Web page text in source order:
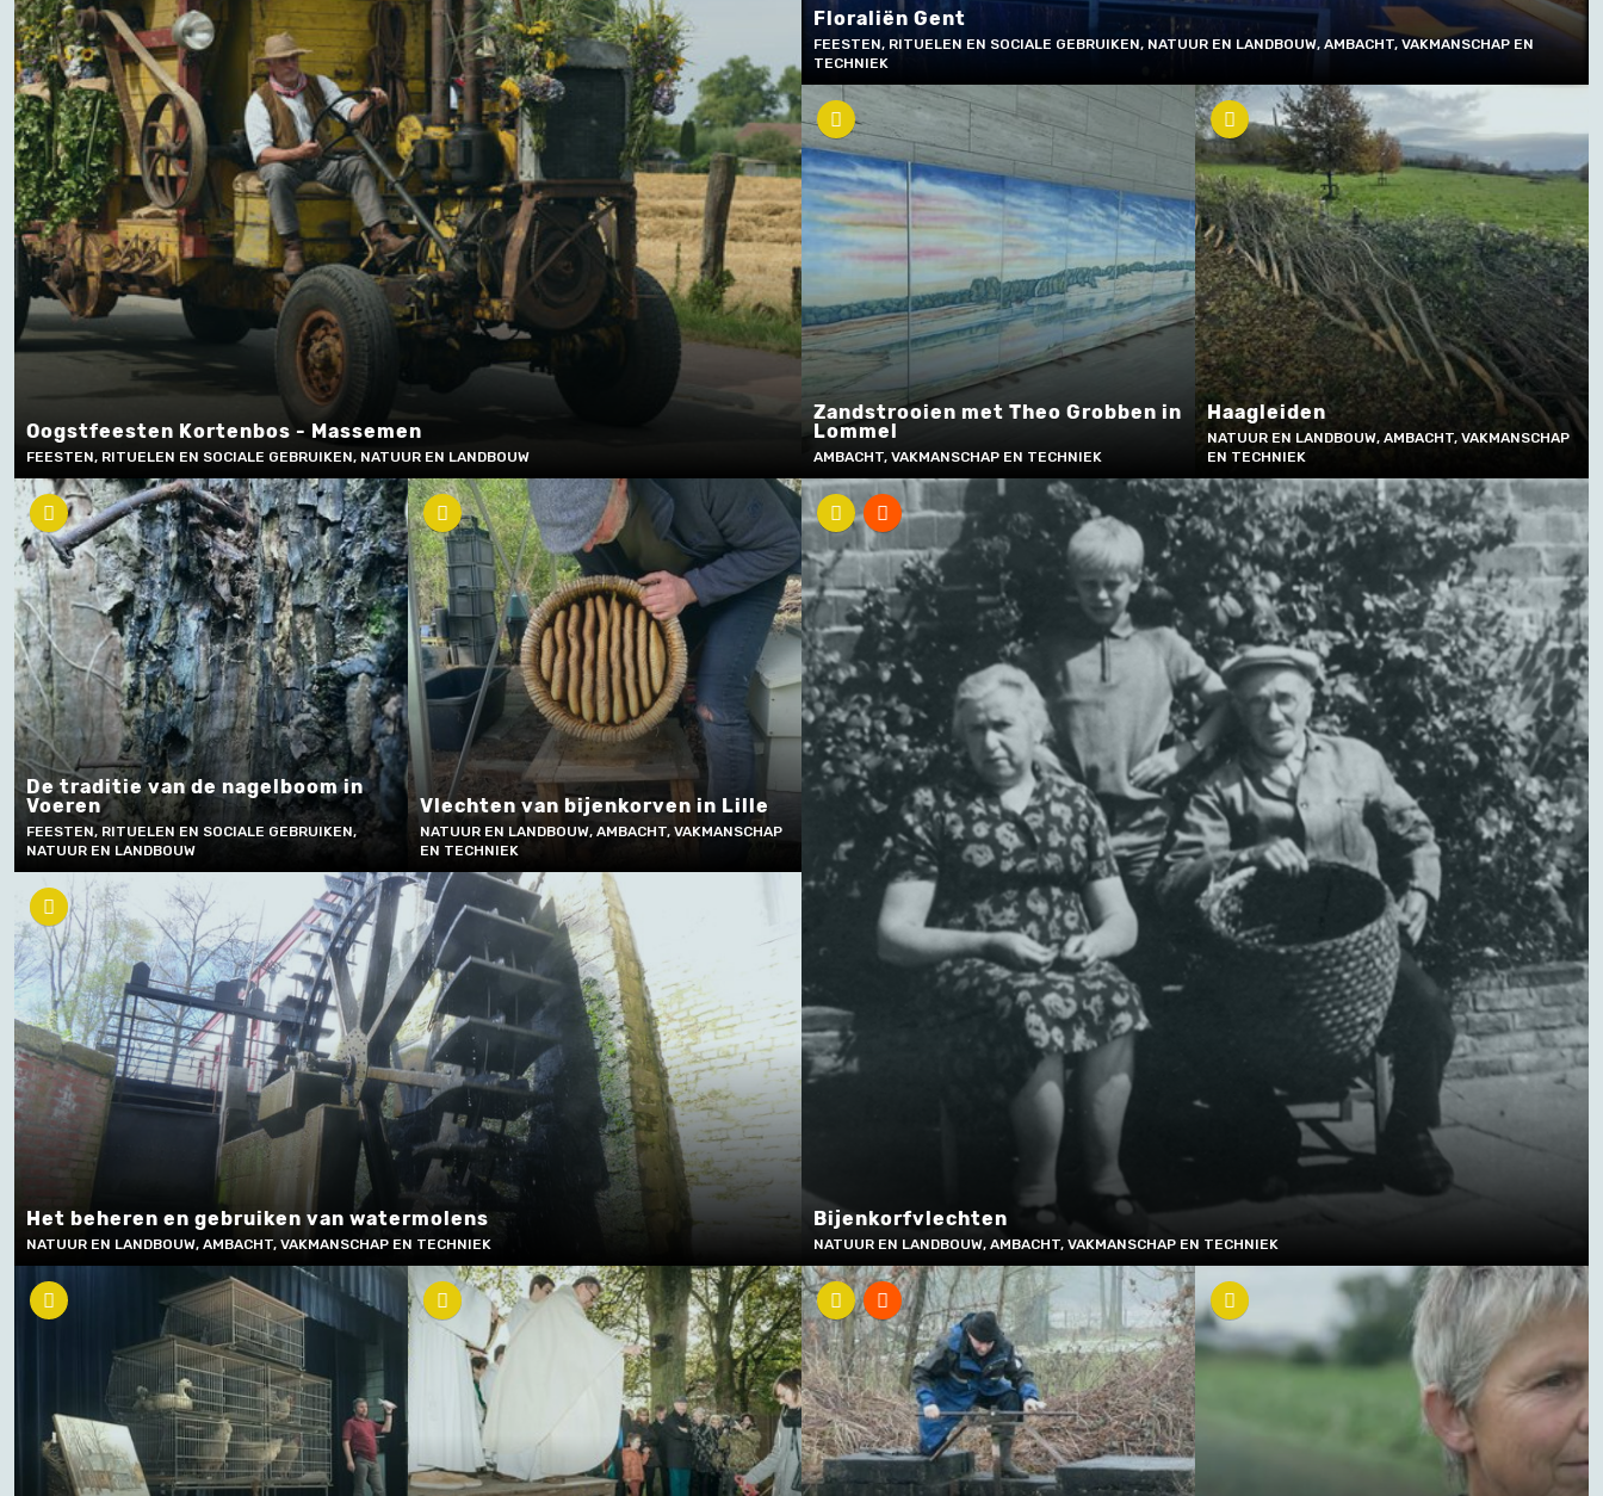
Oogstfeesten Kortenbos - Massemen
FEESTEN, RITUELEN EN SOCIALE GEBRUIKEN, NATUUR EN LANDBOUW
Floraliën Gent
FEESTEN, RITUELEN EN SOCIALE GEBRUIKEN, NATUUR EN LANDBOUW, AMBACHT, VAKMANSCHAP EN
TECHNIEK
Zandstrooien met Theo Grobben in
Lommel
AMBACHT, VAKMANSCHAP EN TECHNIEK
Haagleiden
NATUUR EN LANDBOUW, AMBACHT, VAKMANSCHAP
EN TECHNIEK
De traditie van de nagelboom in
Voeren
FEESTEN, RITUELEN EN SOCIALE GEBRUIKEN,
NATUUR EN LANDBOUW
Vlechten van bijenkorven in Lille
NATUUR EN LANDBOUW, AMBACHT, VAKMANSCHAP
EN TECHNIEK
Het beheren en gebruiken van watermolens
NATUUR EN LANDBOUW, AMBACHT, VAKMANSCHAP EN TECHNIEK
Bijenkorfvlechten
NATUUR EN LANDBOUW, AMBACHT, VAKMANSCHAP EN TECHNIEK